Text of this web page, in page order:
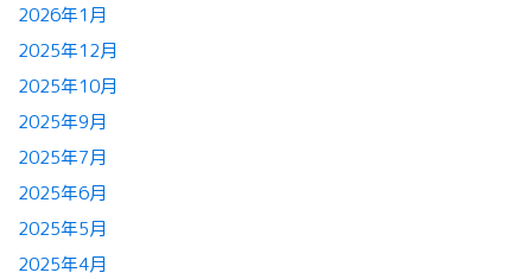
2026年1月
2025年12月
2025年10月
2025年9月
2025年7月
2025年6月
2025年5月
2025年4月